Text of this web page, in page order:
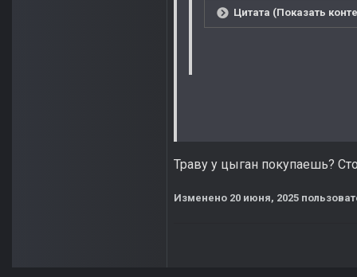
Цитата (Показать
Траву у цыган покупаешь?
Изменено 20 июня, 2025